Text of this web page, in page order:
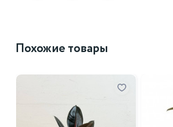
Похожие товары